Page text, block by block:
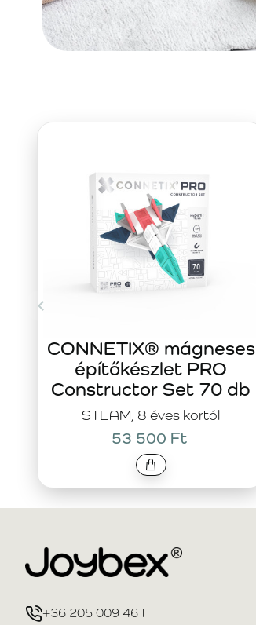
STEAM, 8 éves kortól
CONNETIX® mágneses
építőkészlet PRO
Constructor Set 70 db
53 500 Ft
+36 205 009 461